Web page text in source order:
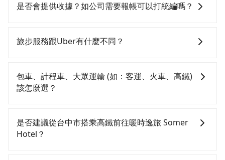
是否會提供收據？如公司需要報帳可以打統編嗎？
旅行業代收轉付電子收據，如果公司需要報公帳，在預
帳，完全符合台灣的法律規範。
旅步服務跟Uber有什麼不同？
中長程提供最優惠的價格。 (3) 全台服務，不分城市與郊
區。 (4) 有較為嚴謹的乘車時間與取消政策。
包車、計程車、大眾運輸 (如：客運、火車、高鐵)
該怎麼選？
擇： 預算：不同交通工具價格不同，可先確定您的預
算。計程車最貴，而大眾運輸通常較便宜。 行程：需多
是否建議從台中市搭乘高鐵前往暖時逸旅 Somer
Hotel？